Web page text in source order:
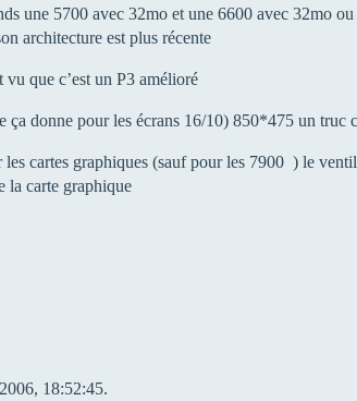
une 5700 avec 32mo et une 6600 avec 32mo
architecture est plus récente
que c’est un P3 amélioré
donne pour les écrans 16/10) 850*475 un truc
cartes graphiques (sauf pour les 7900 ) le
la carte graphique
18:52:45.